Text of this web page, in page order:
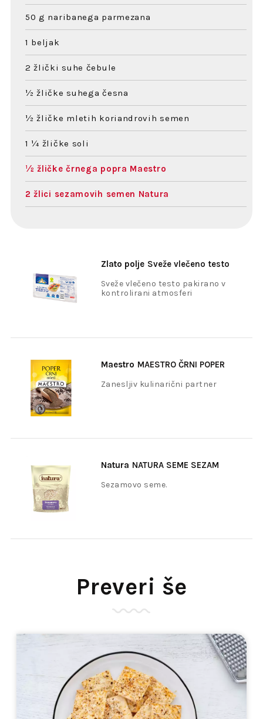
50 g naribanega parmezana
1 beljak
2 žlički suhe čebule
½ žličke suhega česna
½ žličke mletih koriandrovih semen
1 ¼ žličke soli
½ žličke črnega popra Maestro
2 žlici sezamovih semen Natura
Zlato polje Sveže vlečeno testo
300g
Sveže vlečeno testo pakirano v
kontrolirani atmosferi
Maestro MAESTRO ČRNI POPER
MLETI 20G
Zanesljiv kulinarični partner
Natura NATURA SEME SEZAM
300g
Sezamovo seme.
Preveri še